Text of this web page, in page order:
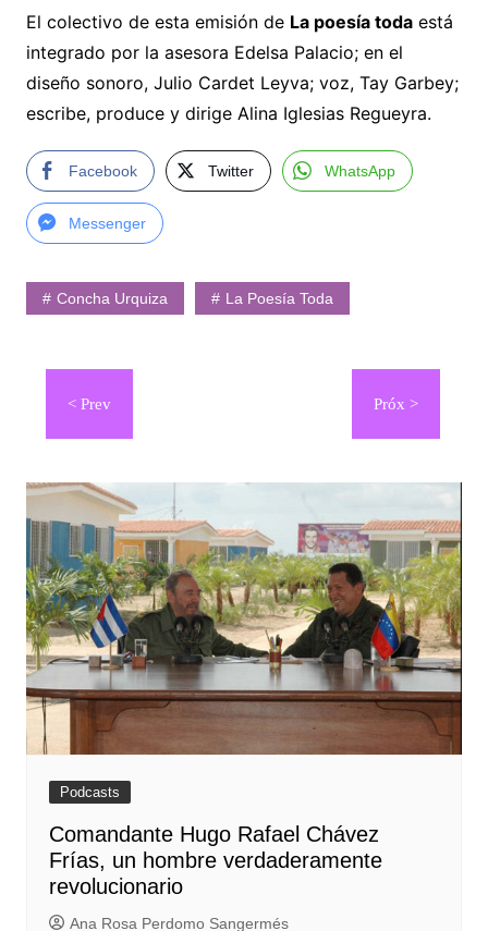
El colectivo de esta emisión de La poesía todaestá
integrado por la asesora Edelsa Palacio; en el
diseño sonoro, Julio Cardet Leyva; voz, Tay Garbey;
escribe, produce y dirige Alina Iglesias Regueyra.
Facebook Twitter WhatsApp
Messenger
Concha Urquiza La Poesía Toda
Navegación
entradas
Podcasts
Comandante Hugo Rafael Chávez
Frías, un hombre verdaderamente
revolucionario
Ana Rosa Perdomo Sangermés